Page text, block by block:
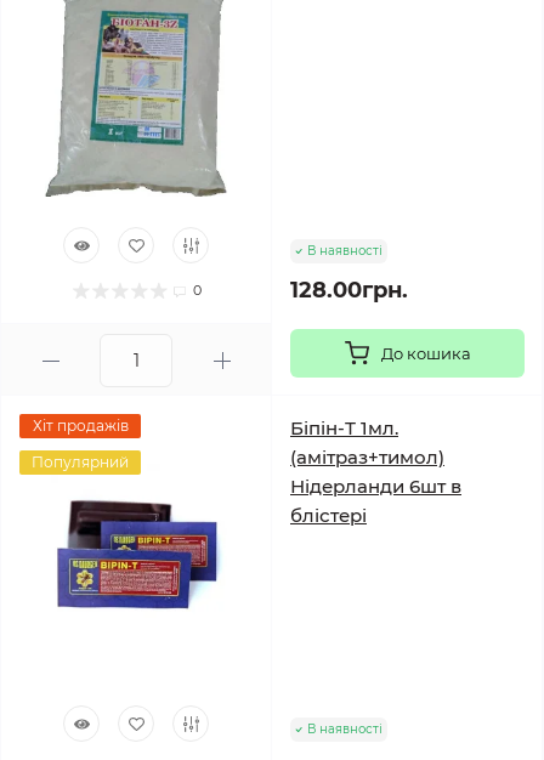
0
В наявності
128.00грн.
До кошика
Хіт продажів
Популярний
Біпін-Т 1мл.
(амітраз+тимол)
Нідерланди 6шт в
блістері
В наявності